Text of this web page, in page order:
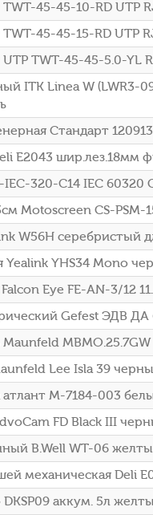
45-45-10-RD UTP
45-45-15-RD UTP
TWT-45-45-5.0-YL
ITK Linea W (LWR3-
Стандарт
E2043 шир.лез.18мм
320-C14 IEC 60320
Motoscreen CS-
W56H серебристый
Yealink YHS34 Mono
Eye FE-AN-3/12
Gefest ЭДВ ДА
Lee Isla 39
M-7184-003
FD Black III
B.Well WT-06
механическая Deli
аккум. 5л